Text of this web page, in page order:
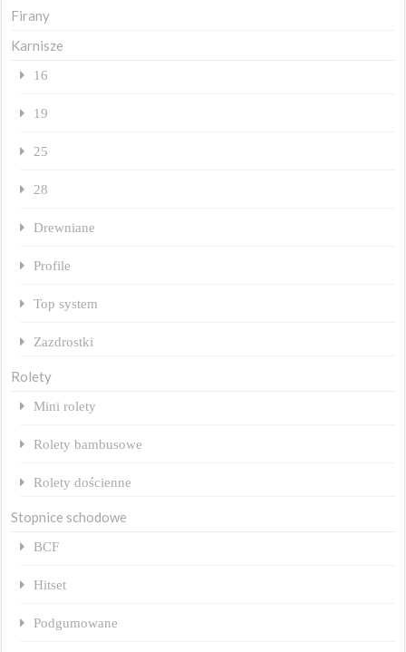
Firany
Karnisze
16
19
25
28
Drewniane
Profile
Top system
Zazdrostki
Rolety
Mini rolety
Rolety bambusowe
Rolety dościenne
Stopnice schodowe
BCF
Hitset
Podgumowane